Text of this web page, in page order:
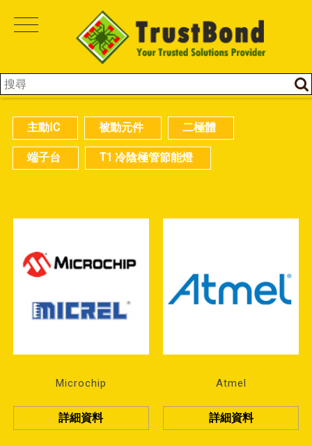
主動IC 被動元件 二極體
端子台 T1 冷陰極管節能燈
Microchip
詳細資料
Atmel
詳細資料